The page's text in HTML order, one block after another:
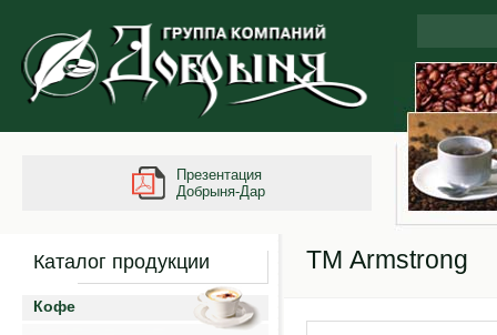
Презентация
Добрыня-Дар
Каталог продукции
Кофе
ТМ Armstrong